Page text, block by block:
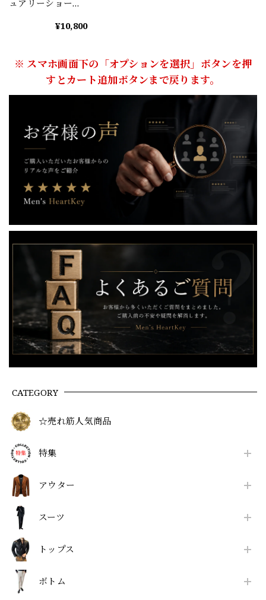
CATEGORY
☆売れ筋人気商品
特集
アウター
スーツ
トップス
ボトム
ュアリーショート
¥10,800
※ スマホ画面下の「オプションを選択」ボタンを押
すとカート追加ボタンまで戻ります。